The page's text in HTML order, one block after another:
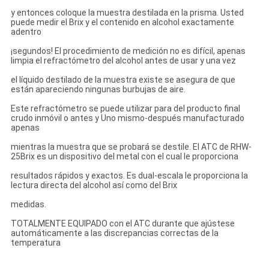
y entonces coloque la muestra destilada en la prisma. Usted
puede medir el Brix y el contenido en alcohol exactamente
adentro
¡segundos! El procedimiento de medición no es difícil, apenas
limpia el refractómetro del alcohol antes de usar y una vez
el líquido destilado de la muestra existe se asegura de que
están apareciendo ningunas burbujas de aire.
Este refractómetro se puede utilizar para del producto final
crudo inmóvil o antes y Uno mismo-después manufacturado
apenas
mientras la muestra que se probará se destile. El ATC de RHW-
25Brix es un dispositivo del metal con el cual le proporciona
resultados rápidos y exactos. Es dual-escala le proporciona la
lectura directa del alcohol así como del Brix
medidas.
TOTALMENTE EQUIPADO con el ATC durante que ajústese
automáticamente a las discrepancias correctas de la
temperatura